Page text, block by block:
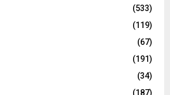
(533)
(119)
(67)
(191)
(34)
(187)